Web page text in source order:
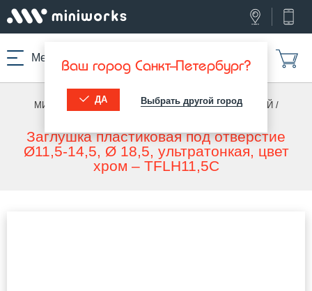
Меню Ваш город Санкт-Петербург?
ДА Выбрать другой город
МИНИВОРКС ПРО УЛЬТРАТОНКИЕ ДЛЯ ОТВЕРСТИЙ /
УЛЬТРАТОНКИЕ ПОД ОТВЕРСТИЕ
Заглушка пластиковая под отверстие
Ø11,5-14,5, Ø 18,5, ультратонкая, цвет
хром – TFLH11,5C